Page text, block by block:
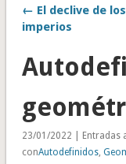
← El declive de los
imperios
23/01/2022 | Entradas
conAutodefinidos,